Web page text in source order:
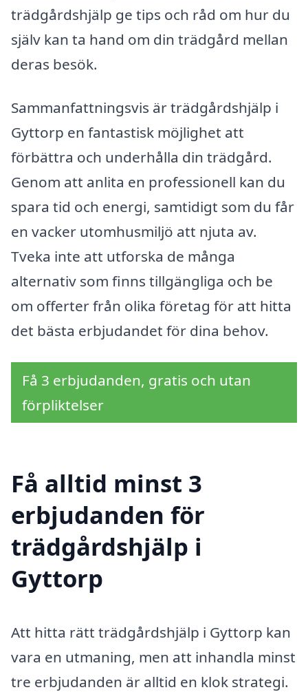
trädgårdshjälp ge tips och råd om hur du
själv kan ta hand om din trädgård mellan
deras besök.
Sammanfattningsvis är trädgårdshjälp i
Gyttorp en fantastisk möjlighet att
förbättra och underhålla din trädgård.
Genom att anlita en professionell kan du
spara tid och energi, samtidigt som du får
en vacker utomhusmiljö att njuta av.
Tveka inte att utforska de många
alternativ som finns tillgängliga och be
om offerter från olika företag för att hitta
det bästa erbjudandet för dina behov.
Få 3 erbjudanden, gratis och utan
förpliktelser
Få alltid minst 3
erbjudanden för
trädgårdshjälp i
Gyttorp
Att hitta rätt trädgårdshjälp i Gyttorp kan
vara en utmaning, men att inhandla minst
tre erbjudanden är alltid en klok strategi.